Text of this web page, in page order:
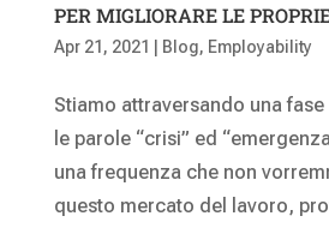
PER MIGLIORARE LE
Apr 21, 2021 | Blog, Employability
Stiamo attraversando una
le parole “crisi” ed
una frequenza che non
questo mercato del lavoro,